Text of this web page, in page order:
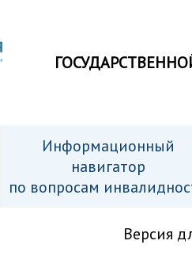
Информационный
навигатор
по вопросам
Версия